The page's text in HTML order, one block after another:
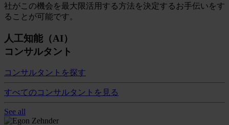
社がこの機会を最大限活用する方法を決定するお手伝いをす
ることが可能です。
人工知能（AI）
コンサルタント
コンサルタントを探す
すべてのコンサルタントを見る
See all